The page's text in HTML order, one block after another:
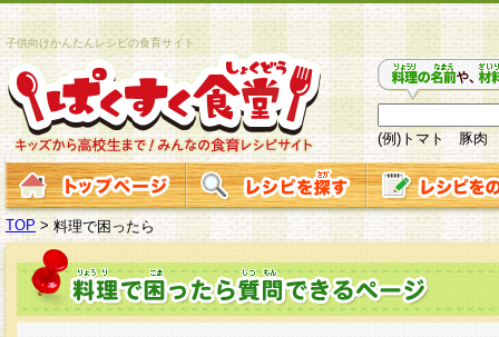
子供向けかんたんレシピの食育サイト
(例)トマト 豚肉
TOP >料理で困ったら